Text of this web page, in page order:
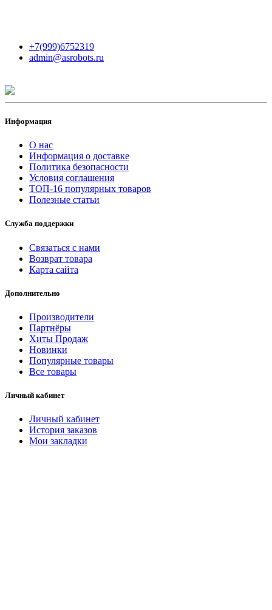
+7(999)6752319
admin@asrobots.ru
Информация
О нас
Информация о доставке
Политика безопасности
Условия соглашения
ТОП-16 популярных товаров
Полезные статьи
Служба поддержки
Связаться с нами
Возврат товара
Карта сайта
Дополнительно
Производители
Партнёры
Хиты Продаж
Новинки
Популярные товары
Все товары
Личный кабинет
Личный кабинет
История заказов
Мои закладки